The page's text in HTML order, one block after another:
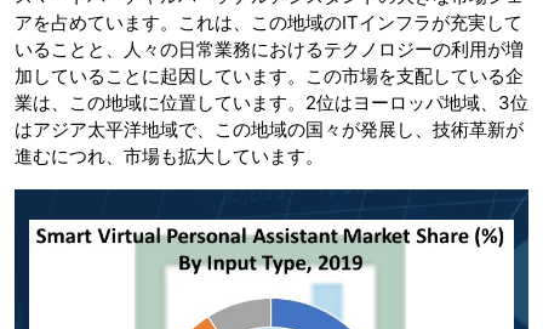
アを占めています。これは、この地域のITインフラが充実して
いることと、人々の日常業務におけるテクノロジーの利用が増
加していることに起因しています。この市場を支配している企
業は、この地域に位置しています。2位はヨーロッパ地域、3位
はアジア太平洋地域で、この地域の国々が発展し、技術革新が
進むにつれ、市場も拡大しています。